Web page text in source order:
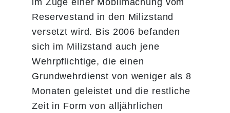
im Zuge einer Mobilmachung vom
Reservestand in den Milizstand
versetzt wird. Bis 2006 befanden
sich im Milizstand auch jene
Wehrpflichtige, die einen
Grundwehrdienst von weniger als 8
Monaten geleistet und die restliche
Zeit in Form von alljährlichen